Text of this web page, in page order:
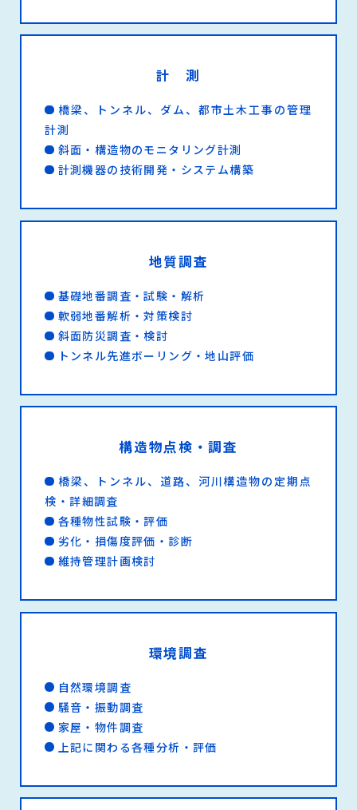
計 測
橋梁、トンネル、ダム、都市土木工事の管理
計測
斜面・構造物のモニタリング計測
計測機器の技術開発・システム構築
地質調査
基礎地番調査・試験・解析
軟弱地番解析・対策検討
斜面防災調査・検討
トンネル先進ボーリング・地山評価
構造物点検・調査
橋梁、トンネル、道路、河川構造物の定期点
検・詳細調査
各種物性試験・評価
劣化・損傷度評価・診断
維持管理計画検討
環境調査
自然環境調査
騒音・振動調査
家屋・物件調査
上記に関わる各種分析・評価